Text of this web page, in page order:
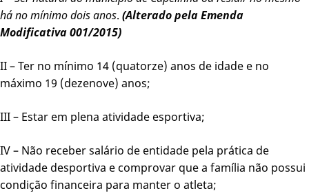
há no mínimo dois anos. (Alterado pela Emenda
Modificativa 001/2015)
II – Ter no mínimo 14 (quatorze) anos de idade e no
máximo 19 (dezenove) anos;
III – Estar em plena atividade esportiva;
IV – Não receber salário de entidade pela prática de
atividade desportiva e comprovar que a família não possui
condição financeira para manter o atleta;